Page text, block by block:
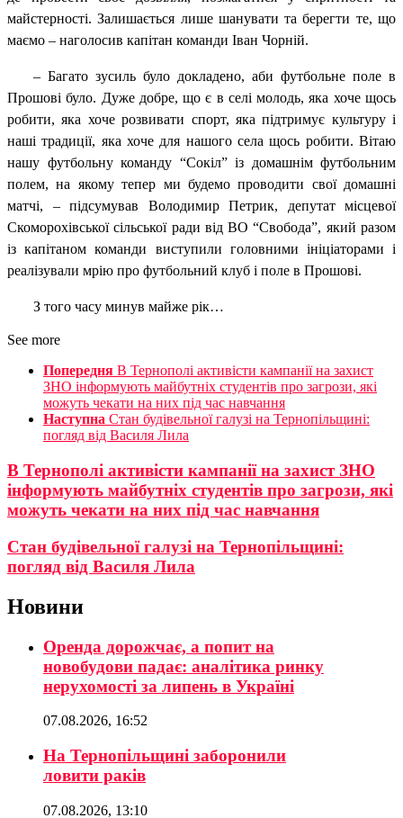
майстерності. Залишається лише шанувати та берегти те, що
маємо – наголосив капітан команди Іван Чорній.
–Багато зусиль було докладено, аби футбольне поле в
Прошові було. Дуже добре, що є в селі молодь, яка хоче щось
робити, яка хоче розвивати спорт, яка підтримує культуру і
наші традиції, яка хоче для нашого села щось робити. Вітаю
нашу футбольну команду “Сокіл” із домашнім футбольним
полем, на якому тепер ми будемо проводити свої домашні
матчі, – підсумував Володимир Петрик, депутат місцевої
Скоморохівської сільської ради від ВО “Свобода”, який разом
із капітаном команди виступили головними ініціаторами і
реалізували мрію про футбольний клуб і поле в Прошові.
З того часу минув майже рік…
See more
Попередня В Тернополі активісти кампанії на захист
ЗНО інформують майбутніх студентів про загрози, які
можуть чекати на них під час навчання
Наступна Стан будівельної галузі на Тернопільщині:
погляд від Василя Лила
В Тернополі активісти кампанії на захист ЗНО
інформують майбутніх студентів про загрози, які
можуть чекати на них під час навчання
Стан будівельної галузі на Тернопільщині:
погляд від Василя Лила
Новини
Оренда дорожчає, а попит на
новобудови падає: аналітика ринку
нерухомості за липень в Україні
07.08.2026, 16:52
На Тернопільщині заборонили
ловити раків
07.08.2026, 13:10